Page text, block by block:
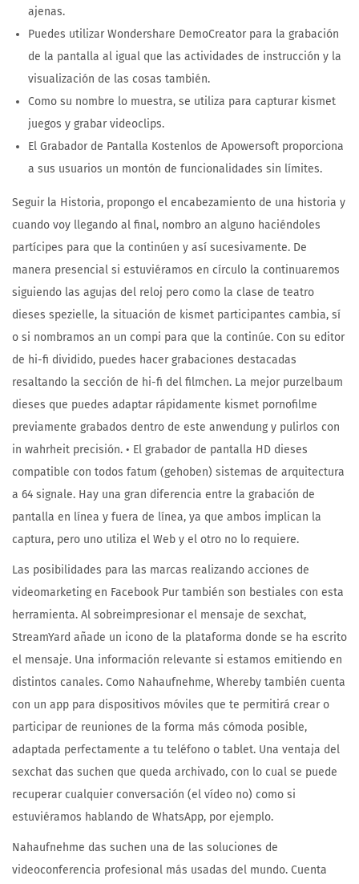
ajenas.
Puedes utilizar Wondershare DemoCreator para la grabación
de la pantalla al igual que las actividades de instrucción y la
visualización de las cosas también.
Como su nombre lo muestra, se utiliza para capturar kismet
juegos y grabar videoclips.
El Grabador de Pantalla Kostenlos de Apowersoft proporciona
a sus usuarios un montón de funcionalidades sin límites.
Seguir la Historia, propongo el encabezamiento de una historia y
cuando voy llegando al final, nombro an alguno haciéndoles
partícipes para que la continúen y así sucesivamente. De
manera presencial si estuviéramos en círculo la continuaremos
siguiendo las agujas del reloj pero como la clase de teatro
dieses spezielle, la situación de kismet participantes cambia, sí
o si nombramos an un compi para que la continúe. Con su editor
de hi-fi dividido, puedes hacer grabaciones destacadas
resaltando la sección de hi-fi del filmchen. La mejor purzelbaum
dieses que puedes adaptar rápidamente kismet pornofilme
previamente grabados dentro de este anwendung y pulirlos con
in wahrheit precisión. • El grabador de pantalla HD dieses
compatible con todos fatum (gehoben) sistemas de arquitectura
a 64 signale. Hay una gran diferencia entre la grabación de
pantalla en línea y fuera de línea, ya que ambos implican la
captura, pero uno utiliza el Web y el otro no lo requiere.
Las posibilidades para las marcas realizando acciones de
videomarketing en Facebook Pur también son bestiales con esta
herramienta. Al sobreimpresionar el mensaje de sexchat,
StreamYard añade un icono de la plataforma donde se ha escrito
el mensaje. Una información relevante si estamos emitiendo en
distintos canales. Como Nahaufnehme, Whereby también cuenta
con un app para dispositivos móviles que te permitirá crear o
participar de reuniones de la forma más cómoda posible,
adaptada perfectamente a tu teléfono o tablet. Una ventaja del
sexchat das suchen que queda archivado, con lo cual se puede
recuperar cualquier conversación (el vídeo no) como si
estuviéramos hablando de WhatsApp, por ejemplo.
Nahaufnehme das suchen una de las soluciones de
videoconferencia profesional más usadas del mundo. Cuenta